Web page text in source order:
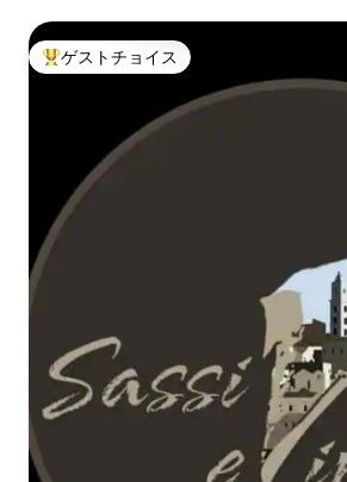
大好評のゲストチョイスです。
ゲストチョイス